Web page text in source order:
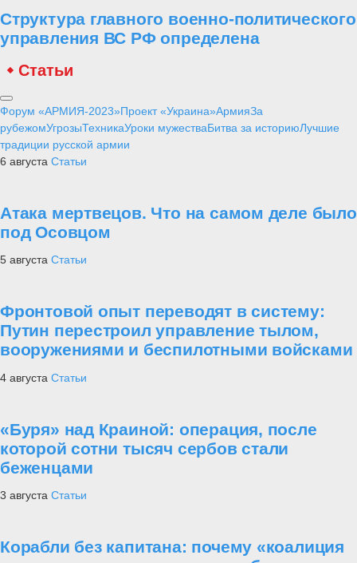
Структура главного военно-политического
управления ВС РФ определена
Статьи
Форум «АРМИЯ-2023»Проект «Украина»АрмияЗа
рубежомУгрозыТехникаУроки мужестваБитва за историюЛучшие
традиции русской армии
6 августа Статьи
Атака мертвецов. Что на самом деле было
под Осовцом
5 августа Статьи
Фронтовой опыт переводят в систему:
Путин перестроил управление тылом,
вооружениями и беспилотными войсками
4 августа Статьи
«Буря» над Краиной: операция, после
которой сотни тысяч сербов стали
беженцами
3 августа Статьи
Корабли без капитана: почему «коалиция